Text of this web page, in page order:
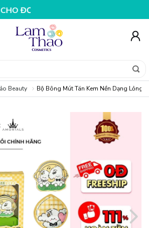
99K
Beauty Bộ Bông Mút Tán Kem Nền Dạng Lỏng